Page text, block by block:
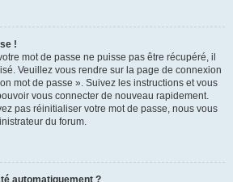
!
mot de passe ne puisse pas être récupéré, il
Veuillez vous rendre sur la page de connexion
mot de passe ». Suivez les instructions et vous
vous connecter de nouveau rapidement.
pas réinitialiser votre mot de passe, nous vous
du forum.
automatiquement ?